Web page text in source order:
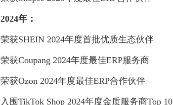
2024年：
荣获SHEIN 2024年度首批优质生态伙伴
荣获Coupang 2024年度最佳ERP服务商
荣获Ozon 2024年度最佳ERP合作伙伴
入围TikTok Shop 2024年度金质服务商Top 10